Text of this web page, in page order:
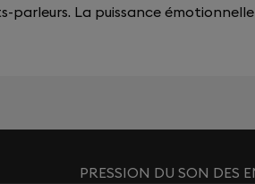
parleurs. La puissance
PRESSION DU SON DES